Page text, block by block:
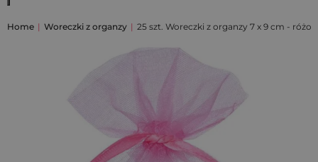
Home | Woreczki z organzy | 25 szt. Woreczki z organzy 7 x 9 cm -